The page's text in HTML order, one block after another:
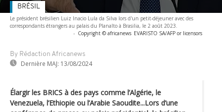
Le président brésilien Luiz Inacio Lula da Silva lors d'un petit-déjeuner avec des
correspondants étrangers au palais du Planalto à Brasilia, le 2 août 2023.
- Copyright © africanews EVARISTO SA/AFP or licensors
By Rédaction Africanews
Dernière MAJ: 13/08/2024
BRÉSIL
Élargir les BRICS à des pays comme l’Algérie, le
Venezuela, l’Ethiopie ou l’Arabie Saoudite...Lors d’une